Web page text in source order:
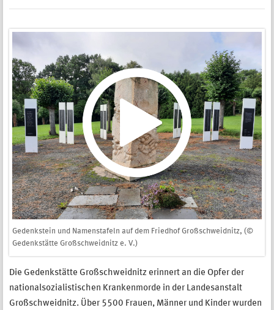
Gedenkstein und Namenstafeln auf dem Friedhof Großschweidnitz, (©
Gedenkstätte Großschweidnitz e. V.)
Die Gedenkstätte Großschweidnitz erinnert an die Opfer der
nationalsozialistischen Krankenmorde in der Landesanstalt
Großschweidnitz. Über 5500 Frauen, Männer und Kinder wurden